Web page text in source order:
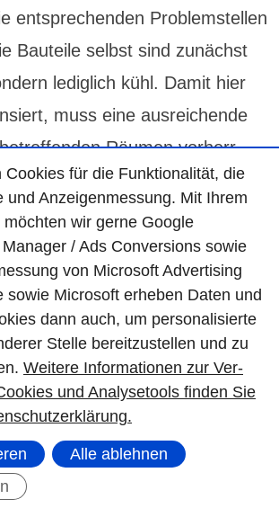
entspre­chenden Problem­stellen
Bauteile selbst sind zunächst
ledig­lich kühl. Damit hier
muss eine ausrei­chende
Räumen vorherr­
müssen diese entspre­chend
oder besei­tigt werden.
Wände sind hingegen unty­pisch
und sprechen eher für
werden durch
von Wasser auf den
Cookies für die Funktio­na­lität, die
und Anzei­gen­mes­sung. Mit Ihrem
wir gerne Google
/ Ads Con­ver­sions sowie
von Micro­soft Adver­tising
sowie Micro­soft erheben Daten und
dann auch, um perso­nali­sierte
Stelle bereit­zu­stel­len und zu
Wei­tere Infor­matio­nen zur Ver­
und Ana­lyse­tools fin­den Sie
Alle ablehnen